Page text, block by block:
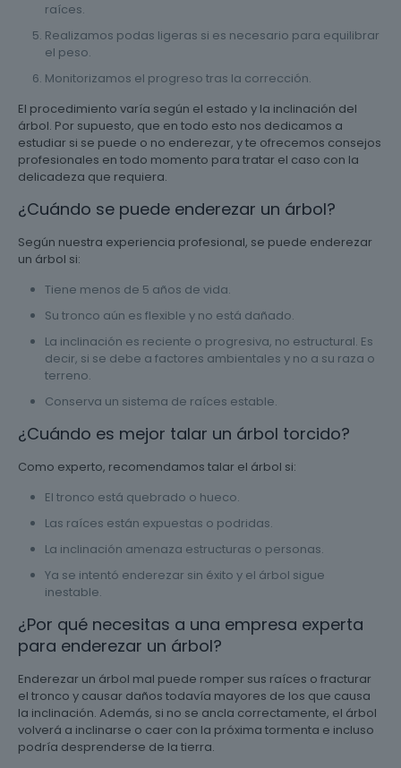
raíces.
Realizamos podas ligeras si es necesario para equilibrar
el peso.
Monitorizamos el progreso tras la corrección.
El procedimiento varía según el estado y la inclinación del
árbol. Por supuesto, que en todo esto nos dedicamos a
estudiar si se puede o no enderezar, y te ofrecemos consejos
profesionales en todo momento para tratar el caso con la
delicadeza que requiera.
¿Cuándo se puede enderezar un árbol?
Según nuestra experiencia profesional, se puede enderezar
un árbol si:
Tiene menos de 5 años de vida.
Su tronco aún es flexible y no está dañado.
La inclinación es reciente o progresiva, no estructural. Es
decir, si se debe a factores ambientales y no a su raza o
terreno.
Conserva un sistema de raíces estable.
¿Cuándo es mejor talar un árbol torcido?
Como experto, recomendamos talar el árbol si:
El tronco está quebrado o hueco.
Las raíces están expuestas o podridas.
La inclinación amenaza estructuras o personas.
Ya se intentó enderezar sin éxito y el árbol sigue
inestable.
¿Por qué necesitas a una empresa experta
para enderezar un árbol?
Enderezar un árbol mal puede romper sus raíces o fracturar
el tronco y causar daños todavía mayores de los que causa
la inclinación. Además, si no se ancla correctamente, el árbol
volverá a inclinarse o caer con la próxima tormenta e incluso
podría desprenderse de la tierra.